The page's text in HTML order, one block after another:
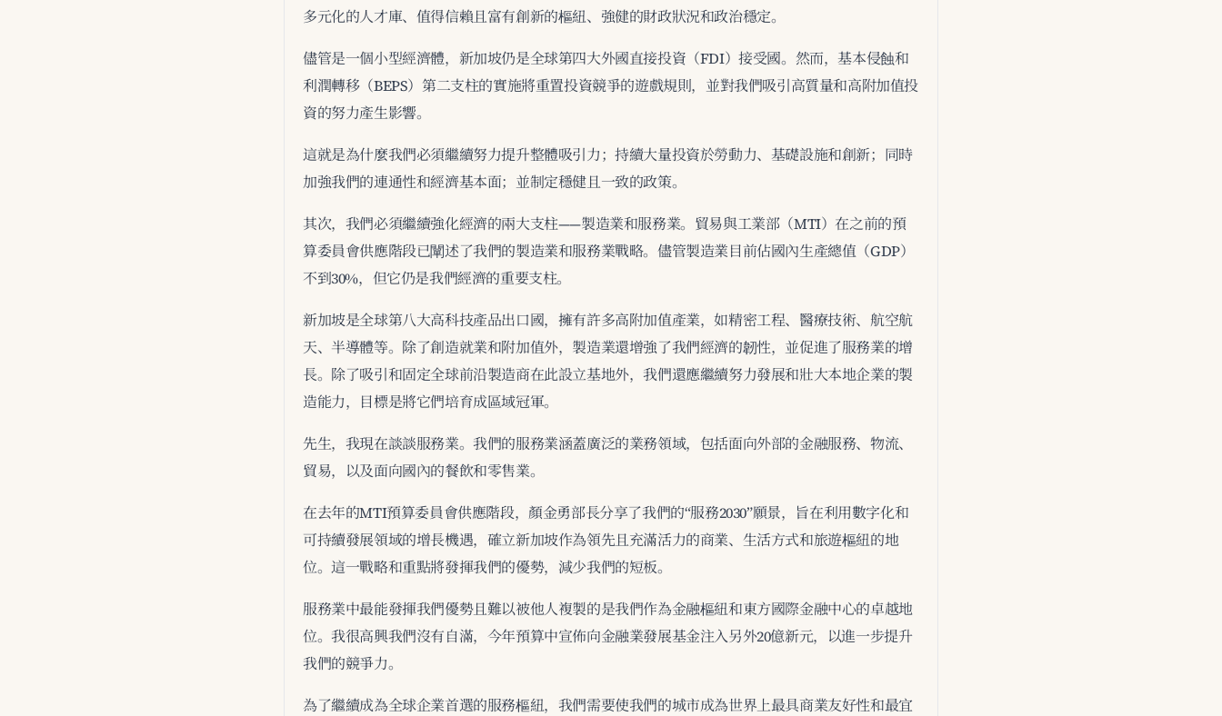
多元化的人才庫、值得信賴且富有創新的樞紐、強健的財政狀況和政治穩定。
儘管是一個小型經濟體，新加坡仍是全球第四大外國直接投資（FDI）接受國。然而，基本侵蝕和
利潤轉移（BEPS）第二支柱的實施將重置投資競爭的遊戲規則，並對我們吸引高質量和高附加值投
資的努力產生影響。
這就是為什麼我們必須繼續努力提升整體吸引力；持續大量投資於勞動力、基礎設施和創新；同時
加強我們的連通性和經濟基本面；並制定穩健且一致的政策。
其次，我們必須繼續強化經濟的兩大支柱——製造業和服務業。貿易與工業部（MTI）在之前的預
算委員會供應階段已闡述了我們的製造業和服務業戰略。儘管製造業目前佔國內生產總值（GDP）
不到30%，但它仍是我們經濟的重要支柱。
新加坡是全球第八大高科技產品出口國，擁有許多高附加值產業，如精密工程、醫療技術、航空航
天、半導體等。除了創造就業和附加值外，製造業還增強了我們經濟的韌性，並促進了服務業的增
長。除了吸引和固定全球前沿製造商在此設立基地外，我們還應繼續努力發展和壯大本地企業的製
造能力，目標是將它們培育成區域冠軍。
先生，我現在談談服務業。我們的服務業涵蓋廣泛的業務領域，包括面向外部的金融服務、物流、
貿易，以及面向國內的餐飲和零售業。
在去年的MTI預算委員會供應階段，顏金勇部長分享了我們的“服務2030”願景，旨在利用數字化和
可持續發展領域的增長機遇，確立新加坡作為領先且充滿活力的商業、生活方式和旅遊樞紐的地
位。這一戰略和重點將發揮我們的優勢，減少我們的短板。
服務業中最能發揮我們優勢且難以被他人複製的是我們作為金融樞紐和東方國際金融中心的卓越地
位。我很高興我們沒有自滿，今年預算中宣佈向金融業發展基金注入另外20億新元，以進一步提升
我們的競爭力。
為了繼續成為全球企業首選的服務樞紐，我們需要使我們的城市成為世界上最具商業友好性和最宜